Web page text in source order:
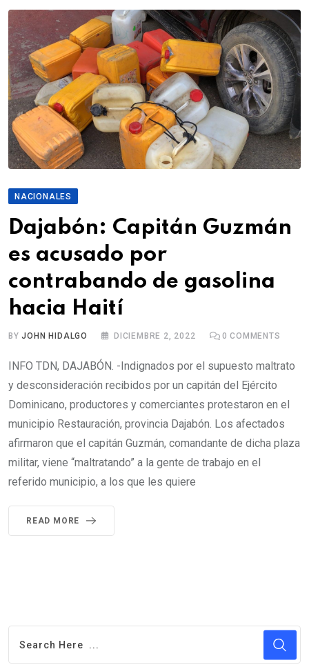
NACIONALES
Dajabón: Capitán Guzmán
es acusado por
contrabando de gasolina
hacia Haití
BYJOHN HIDALGO DICIEMBRE 2, 2022 0 COMMENTS
INFO TDN, DAJABÓN. -Indignados por el supuesto maltrato
y desconsideración recibidos por un capitán del Ejército
Dominicano, productores y comerciantes protestaron en el
municipio Restauración, provincia Dajabón. Los afectados
afirmaron que el capitán Guzmán, comandante de dicha plaza
militar, viene “maltratando” a la gente de trabajo en el
referido municipio, a los que les quiere
READ MORE